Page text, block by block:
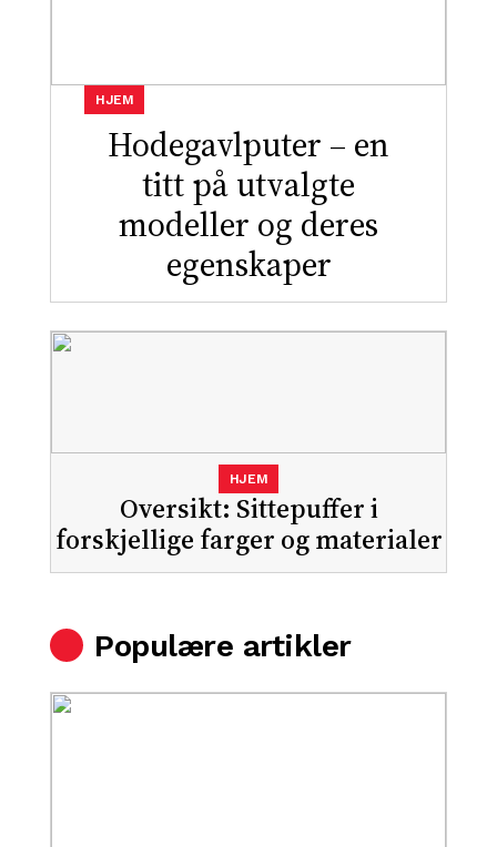
Hodegavlputer – en
titt på utvalgte
modeller og deres
egenskaper
HJEM
Oversikt: Sittepuffer i
forskjellige farger og materialer
HJEM
Populære artikler